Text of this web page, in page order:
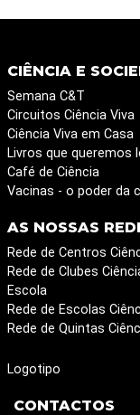
CIÊNCIA E
Semana C&T
Circuitos Ciência Viva
Ciência Viva em Casa
Livros que queremos
Café de Ciência
Vacinas - o poder da
AS NOSSAS
Rede de Centros
Rede de Clubes
Escola
Rede de Escolas
Rede de Quintas
Logotipo
CONTACTOS